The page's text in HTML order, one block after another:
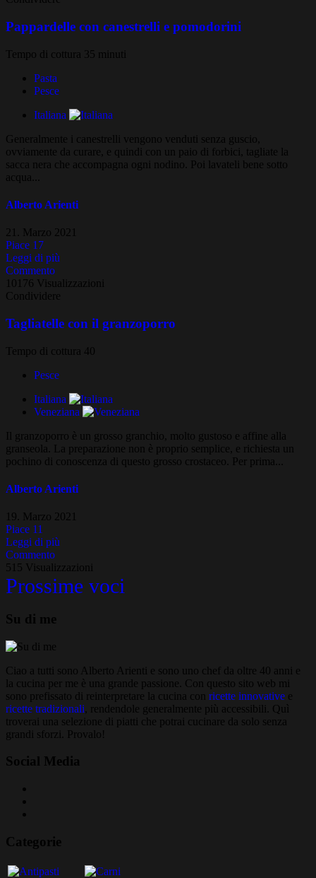
Pappardelle con canestrelli e pomodorini
Tempo di cottura 35 minuti
Pasta
Pesce
Italiana
Generalmente i canestrelli vengono venduti senza guscio,
ovviamente da curare, e quindi con un paio di forbici, tagliate la
sacca nera che accompagna ogni nodino. Poi lavateli bene sotto
acqua...
Alberto Arienti
21. Marzo 2021
Piace 17
Leggi di più
Commento
10176 Visualizzazioni
Condividere
Tagliatelle con il granzoporro
Tempo di cottura 40
Pesce
Italiana
Veneziana
Il granzoporro è un grosso granchio, molto gustoso e affine alla
granseola. La preparazione non è proprio semplice, e richiesta un
pochino di conoscenza di questo grosso crostaceo. Per prima...
Alberto Arienti
19. Marzo 2021
Piace 11
Leggi di più
Commento
515 Visualizzazioni
Prossime voci
Su di me
Ciao a tutti sono Alberto Arienti e sono uno chef da oltre 40 anni e
la cucina per me è una grande passione. Con questo sito web mi
sono prefissato di reinterpretare la cucina con ricette innovative e
ricette tradizionali , rendendole generalmente più accessibili. Quì
troverai una selezione di piatti che potrai cucinare da solo senza
grandi sforzi. Provalo!
Social Media
Categorie